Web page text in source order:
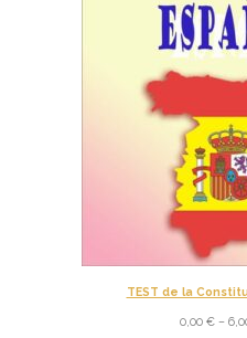
TEST de la
0,00 €–